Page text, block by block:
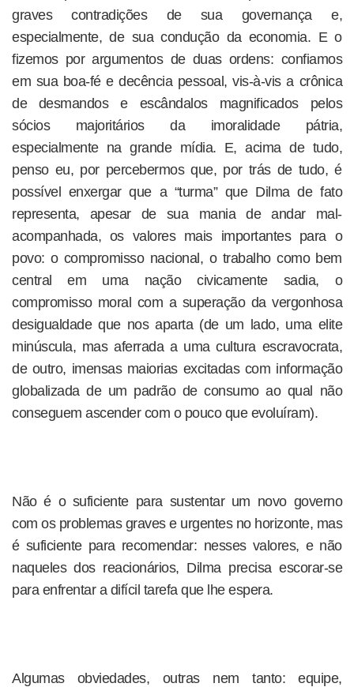
graves contradições de sua governança e,
especialmente, de sua condução da economia. E o
fizemos por argumentos de duas ordens: confiamos
em sua boa-fé e decência pessoal, vis-à-vis a crônica
de desmandos e escândalos magnificados pelos
sócios majoritários da imoralidade pátria,
especialmente na grande mídia. E, acima de tudo,
penso eu, por percebermos que, por trás de tudo, é
possível enxergar que a “turma” que Dilma de fato
representa, apesar de sua mania de andar mal-
acompanhada, os valores mais importantes para o
povo: o compromisso nacional, o trabalho como bem
central em uma nação civicamente sadia, o
compromisso moral com a superação da vergonhosa
desigualdade que nos aparta (de um lado, uma elite
minúscula, mas aferrada a uma cultura escravocrata,
de outro, imensas maiorias excitadas com informação
globalizada de um padrão de consumo ao qual não
conseguem ascender com o pouco que evoluíram).
Não é o suficiente para sustentar um novo governo
com os problemas graves e urgentes no horizonte, mas
é suficiente para recomendar: nesses valores, e não
naqueles dos reacionários, Dilma precisa escorar-se
para enfrentar a difícil tarefa que lhe espera.
Algumas obviedades, outras nem tanto: equipe,